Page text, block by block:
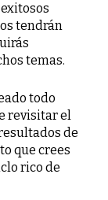
tendrán
temas.
todo
revisitar el
de
que crees
rico de